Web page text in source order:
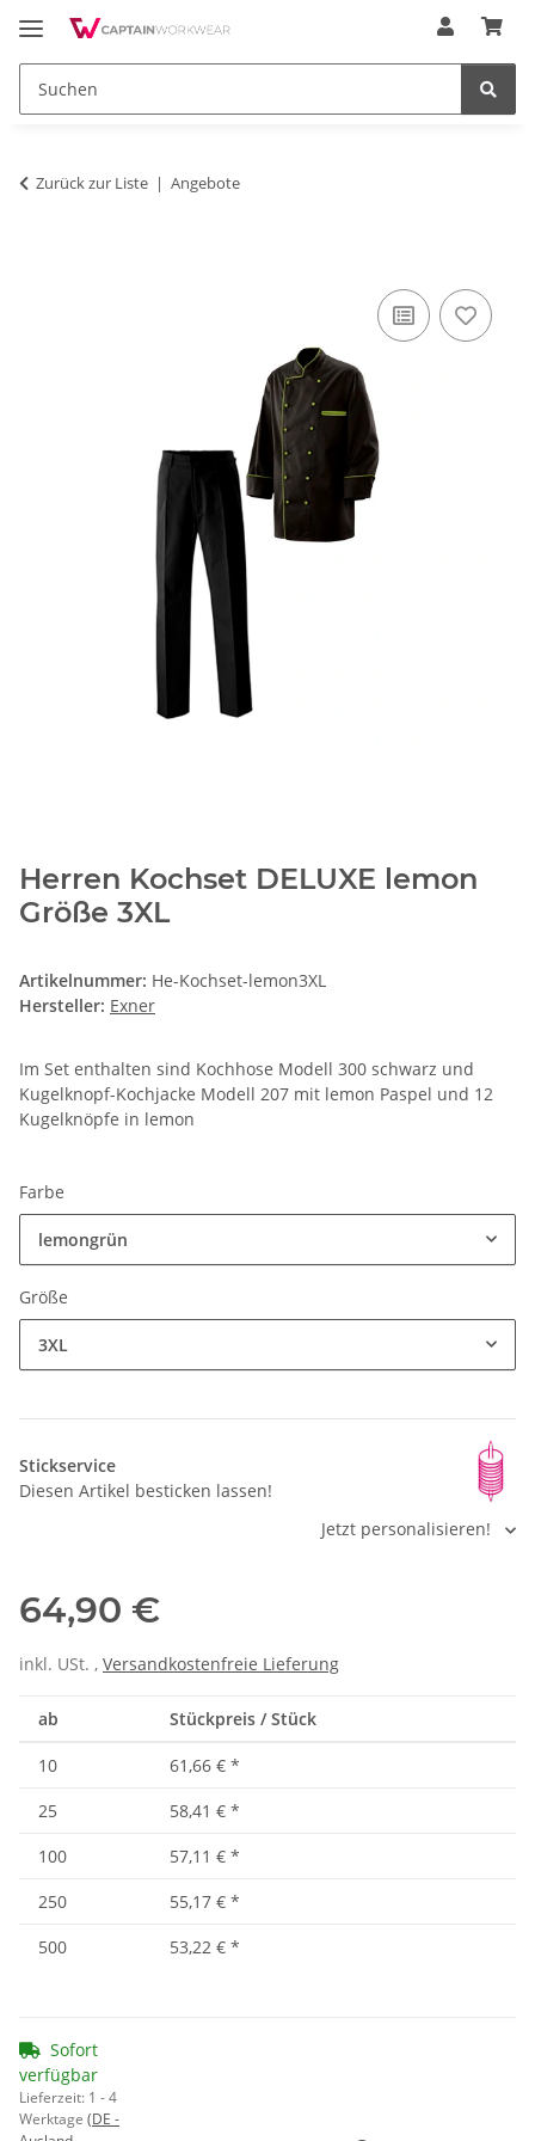
Zurück zur Liste Angebote
Herren Kochset DELUXE lemon
Größe 3XL
Artikelnummer: He-Kochset-lemon3XL
Hersteller: Exner
Im Set enthalten sind Kochhose Modell 300 schwarz und
Kugelknopf-Kochjacke Modell 207 mit lemon Paspel und 12
Kugelknöpfe in lemon
Farbe
lemongrün
Größe
3XL
Stickservice
Diesen Artikel besticken lassen!
Jetzt personalisieren!
64,90 €
inkl. USt. , Versandkostenfreie Lieferung
ab Stückpreis / Stück
10 61,66 € *
25
58,41 € *
100
57,11 € *
250
55,17 € *
500
53,22 € *
Sofort
verfügbar
Lieferzeit: 1 - 4
Werktage (DE -